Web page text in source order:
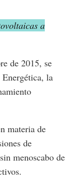
a
de 2015, se
la
materia de
de
menoscabo de